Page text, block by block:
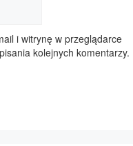
i witrynę w przeglądarce
kolejnych komentarzy.